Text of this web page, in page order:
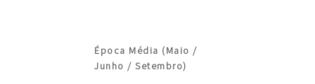
Época Média (Maio /
Junho / Setembro)